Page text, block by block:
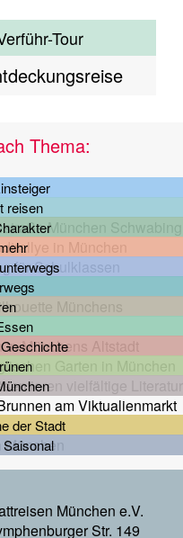
Tour
Thema:
reisen
der Stadt
München e.V.
Str. 149